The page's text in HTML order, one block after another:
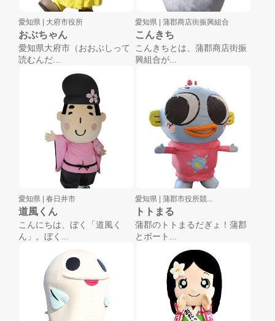
愛知県 | 大府市役所
おぶちゃん
愛知県大府市（おおぶしって
読むんだ...
愛知県 | 蒲郡商店街振興組合
こんきち
こんきちとは、蒲郡商店街振
興組合が...
愛知県 | 春日井市
道風くん
こんにちは、ぼく「道風く
ん」。ぼく...
愛知県 | 蒲郡市役所競...
トトまる
蒲郡のトトまるだぎょ！蒲郡
とボート...